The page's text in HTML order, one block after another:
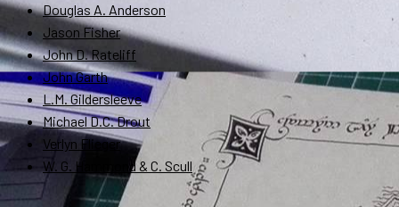
Douglas A. Anderson
Jason Fisher
John D. Rateliff
John Garth
L.M. Gildersleeve
Michael D.C. Drout
Verlyn Flieger
W. G. Hammond & C. Scull